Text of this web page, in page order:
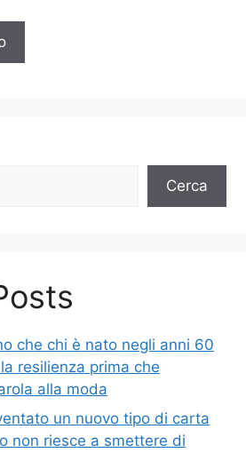
Cerca
che chi è nato negli anni 60
resilienza prima che
alla moda
un nuovo tipo di carta
non riesce a smettere di